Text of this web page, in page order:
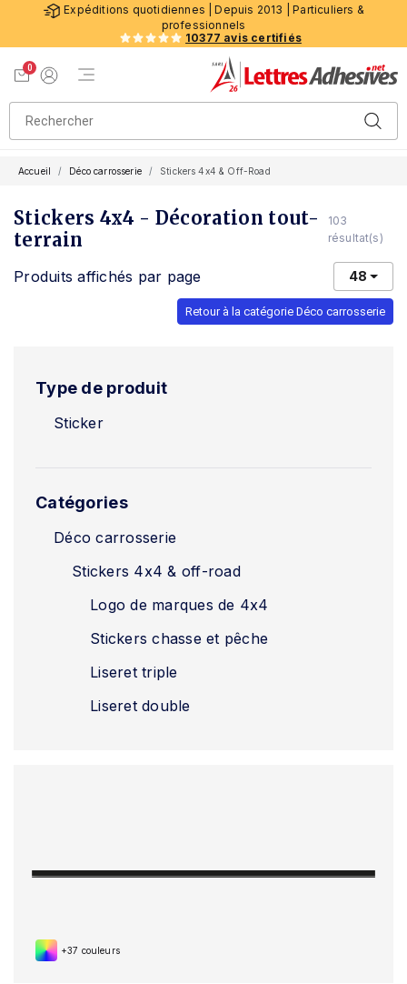
Expéditions quotidiennes | Depuis 2013 | Particuliers &
professionnels
10377 avis certifiés
0
Menu de navigation
Accueil Déco carrosserie Stickers 4x4 & Off-Road
Stickers 4x4 - Décoration tout-
terrain
103
résultat(s)
Produits affichés par page 48
Retour à la catégorie Déco carrosserie
Type de produit
Sticker
Catégories
Déco carrosserie
Stickers 4x4 & off-road
Logo de marques de 4x4
Stickers chasse et pêche
Liseret triple
Liseret double
+37 couleurs